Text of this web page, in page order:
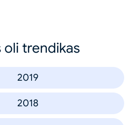
oli trendikas
2019
2018